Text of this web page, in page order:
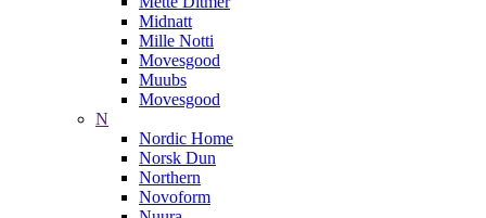
Midnatt
Mille Notti
Movesgood
Muubs
Movesgood
N
Nordic Home
Norsk Dun
Northern
Novoform